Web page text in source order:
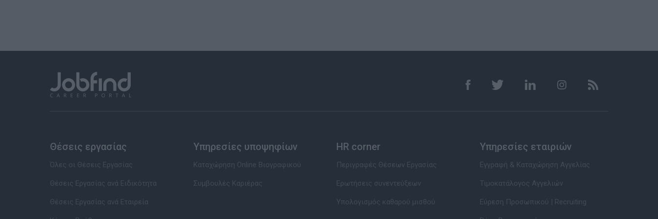
Θέσεις εργασίας
Όλες οι Θέσεις Εργασίας
Θέσεις Εργασίας ανά Ειδικότητα
Θέσεις Εργασίας ανά Εταιρεία
Υπηρεσίες υποψηφίων
Καταχώρηση Online Βιογραφικού
Συμβουλές Καριέρας
HR corner
Περιγραφές Θέσεων Εργασίας
Ερωτήσεις συνεντεύξεων
Υπολογισμός καθαρού μισθού
Υπηρεσίες εταιριών
Εγγραφή & Καταχώρηση Αγγελίας
Τιμοκατάλογος Αγγελιών
Εύρεση Προσωπικού | Recruiting